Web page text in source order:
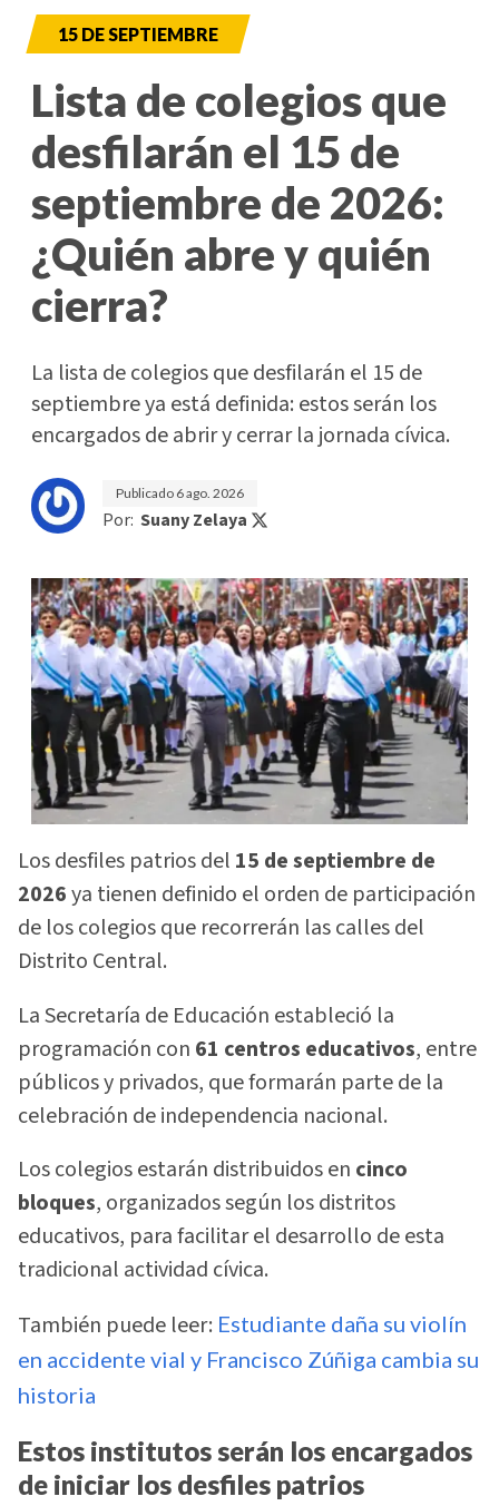
15 DE SEPTIEMBRE
Lista de colegios que
desfilarán el 15 de
septiembre de 2026:
¿Quién abre y quién
cierra?
La lista de colegios que desfilarán el 15 de
septiembre ya está definida: estos serán los
encargados de abrir y cerrar la jornada cívica.
Publicado 6 ago. 2026
Por: Suany Zelaya
Los desfiles patrios del 15 de septiembre de
2026ya tienen definido el orden de participación
de los colegios que recorrerán las calles del
Distrito Central.
La Secretaría de Educación estableció la
programación con 61 centros educativos, entre
públicos y privados, que formarán parte de la
celebración de independencia nacional.
Los colegios estarán distribuidos en cinco
bloques, organizados según los distritos
educativos, para facilitar el desarrollo de esta
tradicional actividad cívica.
También puede leer: Estudiante daña su violín
en accidente vial y Francisco Zúñiga cambia su
historia
Estos institutos serán los encargados
de iniciar los desfiles patrios